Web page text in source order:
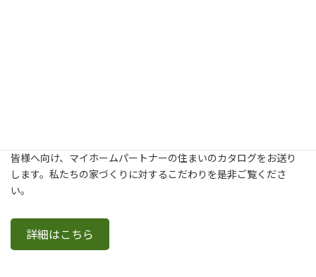
皆様へ向け、マイホームパートナーの住まいのカタログをお送り
します。私たちの家づくりに対するこだわりを是非ご覧くださ
い。
詳細はこちら